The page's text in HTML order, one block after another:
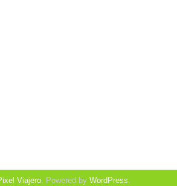
Viajero. Powered by WordPress.